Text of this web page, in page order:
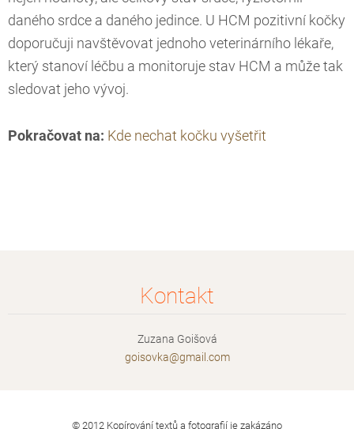
daného srdce a daného jedince. U HCM pozitivní kočky
doporučuji navštěvovat jednoho veterinárního lékaře,
který stanoví léčbu a monitoruje stav HCM a může tak
sledovat jeho vývoj.
Pokračovat na: Kde nechat kočku vyšetřit
Kontakt
Zuzana Goišová
goisovka@gmail.com
© 2012 Kopírování textů a fotografií je zakázáno